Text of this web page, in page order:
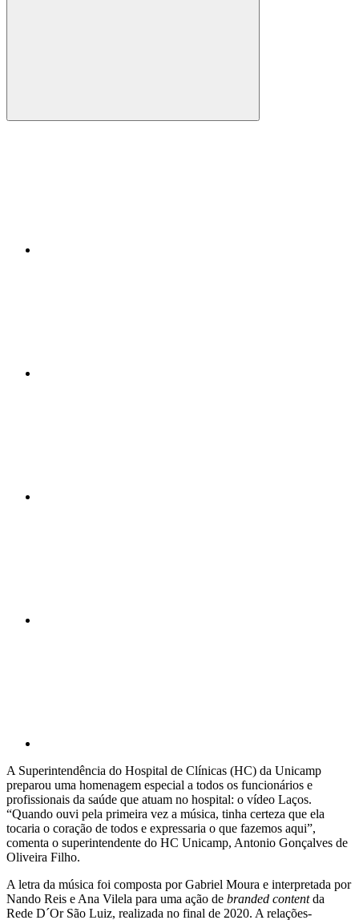
Compartilhar
A Superintendência do Hospital de Clínicas (HC) da Unicamp
preparou uma homenagem especial a todos os funcionários e
profissionais da saúde que atuam no hospital: o vídeo Laços.
“Quando ouvi pela primeira vez a música, tinha certeza que ela
tocaria o coração de todos e expressaria o que fazemos aqui”,
comenta o superintendente do HC Unicamp, Antonio Gonçalves de
Oliveira Filho.
A letra da música foi composta por Gabriel Moura e interpretada por
Nando Reis e Ana Vilela para uma ação de branded contentda
Rede D´Or São Luiz, realizada no final de 2020. A relações-